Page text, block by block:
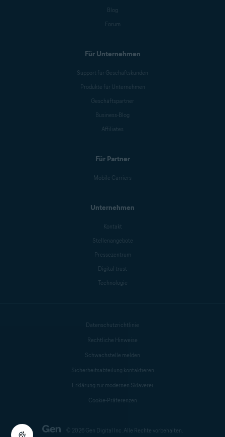
Blog
Forum
Für Unternehmen
Support für Geschäftskunden
Produkte für Unternehmen
Geschäftspartner
Business-Blog
Affiliates
Für Partner
Mobile Carriers
Unternehmen
Kontakt
Stellenangebote
Pressezentrum
Digital trust
Technologie
© 2026 Gen Digital Inc. Alle Rechte vorbehalten.
Datenschutzrichtlinie
Rechtliche Hinweise
Schwachstelle melden
Sicherheitsabteilung kontaktieren
Erklärung zur modernen Sklaverei
Cookie-Präferenzen